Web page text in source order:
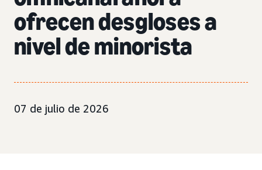
ofrecen desgloses a
nivel de minorista
07 de julio de 2026